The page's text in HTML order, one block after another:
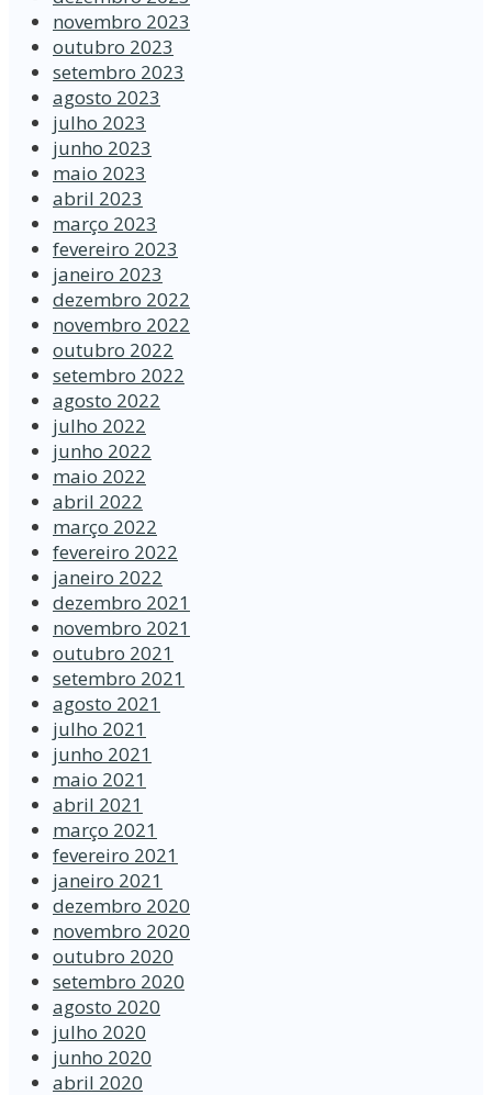
novembro 2023
outubro 2023
setembro 2023
agosto 2023
julho 2023
junho 2023
maio 2023
abril 2023
março 2023
fevereiro 2023
janeiro 2023
dezembro 2022
novembro 2022
outubro 2022
setembro 2022
agosto 2022
julho 2022
junho 2022
maio 2022
abril 2022
março 2022
fevereiro 2022
janeiro 2022
dezembro 2021
novembro 2021
outubro 2021
setembro 2021
agosto 2021
julho 2021
junho 2021
maio 2021
abril 2021
março 2021
fevereiro 2021
janeiro 2021
dezembro 2020
novembro 2020
outubro 2020
setembro 2020
agosto 2020
julho 2020
junho 2020
abril 2020